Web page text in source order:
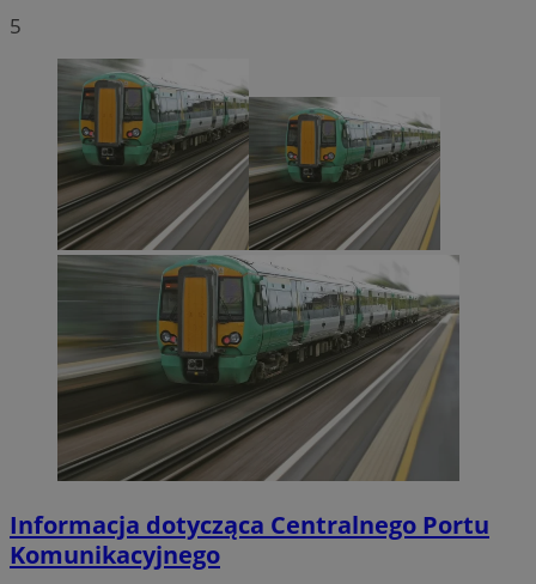
5
Informacja dotycząca Centralnego Portu
Komunikacyjnego